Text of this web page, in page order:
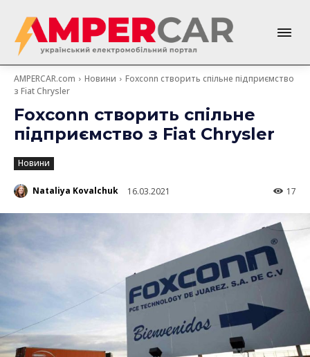
AMPERCAR.com Новини
Foxconn створить спільне підприємство
з Fiat Chrysler
Foxconn створить спільне
підприємство з Fiat Chrysler
Новини
Nataliya Kovalchuk 16.03.2021 17